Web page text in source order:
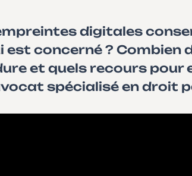
digitales
est concerné ? Combien
et quels recours
spécialisé en droit